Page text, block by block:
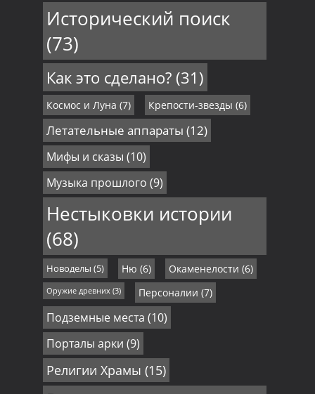
Исторический поиск
(73)
Как это сделано?(31)
Космос и Луна (7) Крепости-звезды (6)
Летательные аппараты (12)
Мифы и сказы (10)
Музыка прошлого (9)
Нестыковки истории
(68)
Новоделы (5) Ню (6) Окаменелости (6)
Оружие древних(3) Персоналии (7)
Подземные места (10)
Порталы арки (9)
Религии Храмы (15)